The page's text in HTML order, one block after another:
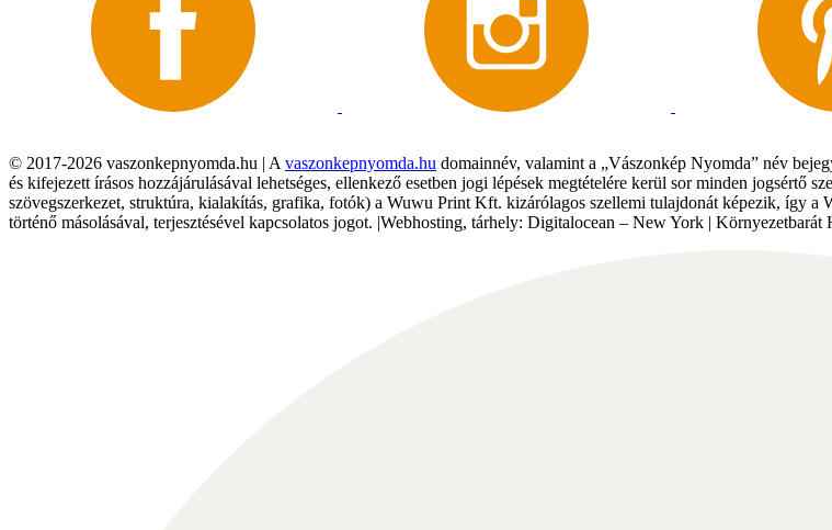
© 2017-2026 vaszonkepnyomda.hu | A vaszonkepnyomda.hu domainnév, valamint a „Vászonkép Nyomda” név
és kifejezett írásos hozzájárulásával lehetséges, ellenkező esetben jogi lépések megtételére kerül sor minden jogsértő
szövegszerkezet, struktúra, kialakítás, grafika, fotók) a Wuwu Print Kft. kizárólagos szellemi tulajdonát képezik, így
történő másolásával, terjesztésével kapcsolatos jogot. |Webhosting, tárhely: Digitalocean – New York |